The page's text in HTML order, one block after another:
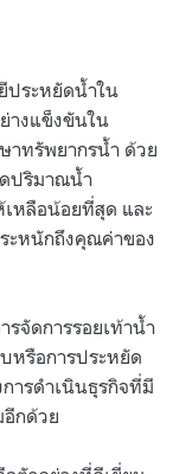
ประหยัดน้ำใน
างแข็งขันใน
าทรัพยากรน้ำ ด้วย
ปริมาณน้ำ
หลือน้อยที่สุด และ
ะหนักถึงคุณค่าของ
รจัดการรอยเท้าน้ำ
หรือการประหยัด
ารดำเนินธุรกิจที่มี
กด้วย